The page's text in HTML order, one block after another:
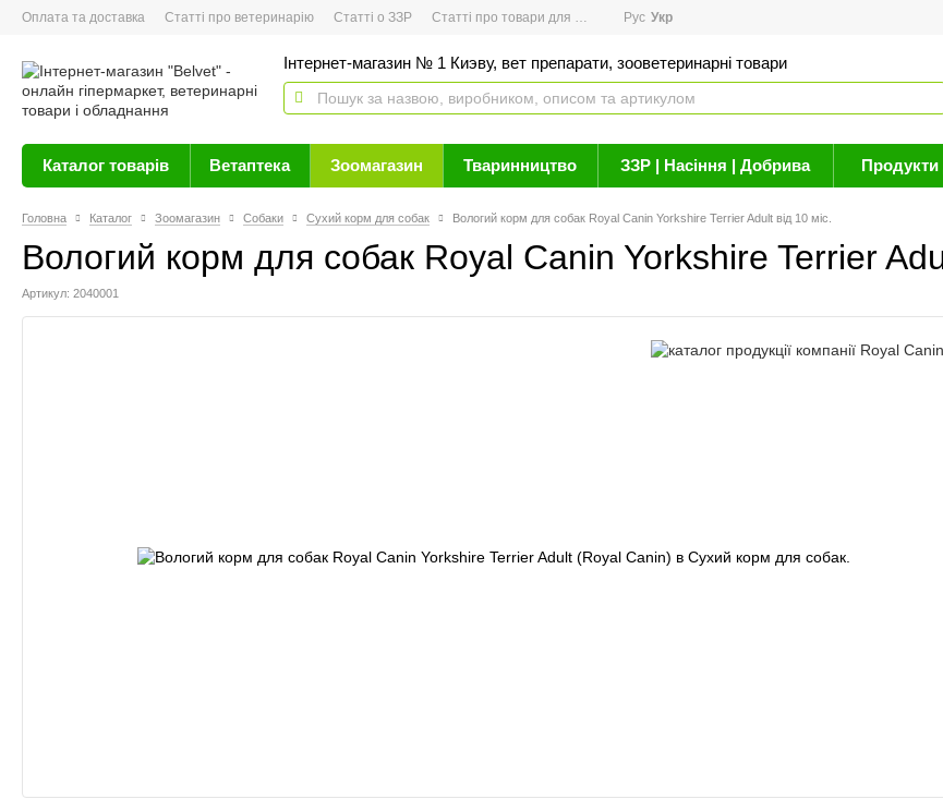
Оплата та доставка Статті про ветеринарію Статті о ЗЗР Статті про товари для здоров'я Новини
Рус Укр
Інтернет-магазин № 1 Киэву, вет препарати, зооветеринарні товари
Каталог товарів Ветаптека Зоомагазин Тваринництво ЗЗР | Насіння | Добрива
Головна Каталог Зоомагазин Собаки Сухий корм для собак Вологий корм для собак Royal Canin Yorkshire Terrier Adult від 10 міс.
Вологий корм для собак Royal Canin Yorkshire Terrier
Артикул: 2040001